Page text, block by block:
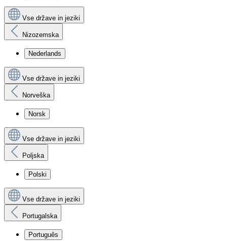
Vse države in jeziki
Nizozemska
Nederlands
Vse države in jeziki
Norveška
Norsk
Vse države in jeziki
Poljska
Polski
Vse države in jeziki
Portugalska
Português